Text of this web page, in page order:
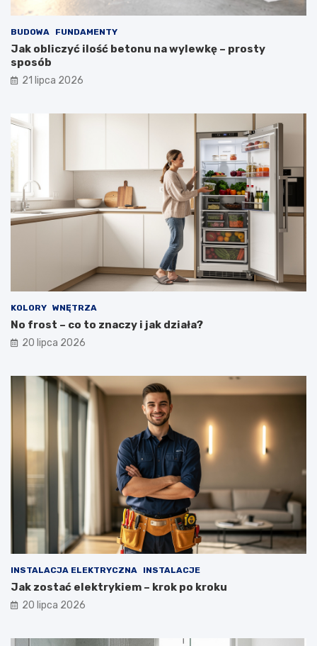
BUDOWA FUNDAMENTY
Jak obliczyć ilość betonu na wylewkę – prosty
sposób
21 lipca 2026
KOLORY WNĘTRZA
No frost – co to znaczy i jak działa?
20 lipca 2026
INSTALACJA ELEKTRYCZNA INSTALACJE
Jak zostać elektrykiem – krok po kroku
20 lipca 2026